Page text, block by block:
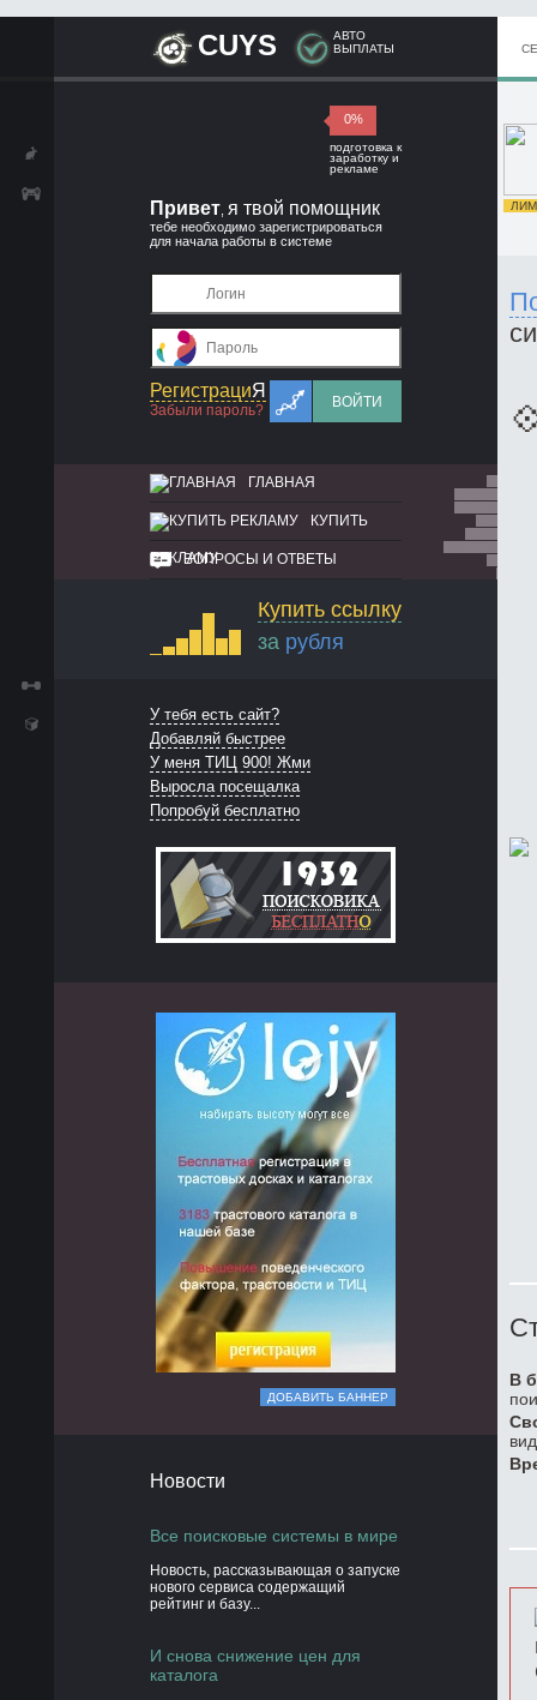
CUYS
АВТО
ВЫПЛАТЫ
0%
подготовка к
заработку и
рекламе
Привет я твой помощник
тебе необходимо зарегистрироваться
для начала работы в системе
РегистрациЯ
Забыли пароль?
ВОЙТИ
ГЛАВНАЯ
КУПИТЬ
РЕКЛАМУВОПРОСЫ И ОТВЕТЫ
Купить ссылку
за рубля
У тебя есть сайт?
Добавляй быстрее
У меня ТИЦ 900! Жми
Выросла посещалка
Попробуй бесплатно
ДОБАВИТЬ БАННЕР
Новости
Все поисковые системы в мире
Новость, рассказывающая о запуске
нового сервиса содержащий
рейтинг и базу...
И снова снижение цен для
каталога
В